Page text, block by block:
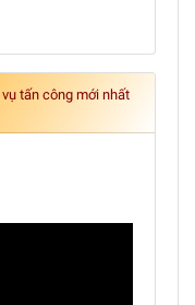
tấn công mới nhất